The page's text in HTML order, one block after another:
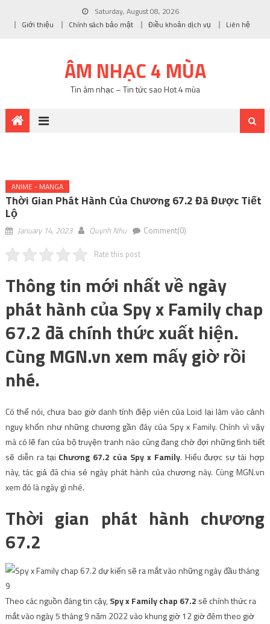
Saturday, August 08, 2026
Giới thiệu
Chính sách bảo mật Điều khoản dịch vụ Liên hệ
ÂM NHẠC 4 MÙA
Tin âm nhạc – Tin tức sao Hot 4 mùa
ANIME - MANGA
Thời Gian Phát Hành Của Chương 67.2 Đã Được Tiết
Lộ
January 14, 2023 Quynh Nhu Comment(0)
Rate this post
Thông tin mới nhất về ngày
phát hành của Spy x Family chap
67.2 đã chính thức xuất hiện.
Cùng MGN.vn xem mấy giờ rồi
nhé.
Có thể nói, chưa bao giờ danh tính điệp viên của Loid lại lâm vào cảnh
nguy khốn như những chương gần đây của Spy x Family. Chính vì vậy
mà có lẽ fan của bộ truyện tranh nào cũng đang chờ đợi những tình tiết
sẽ diễn ra tại Chương 67.2 của Spy x Family. Hiểu được sự tái hợp
này, tác giả đã chia sẻ ngày phát hành của chương này. Cùng MGN.vn
xem đó là ngày gì nhé.
Thời gian phát hành chương
67.2
Theo các nguồn đáng tin cậy,Spy x Family chap 67.2 sẽ chính thức ra
mắt vào ngày 5 tháng 9 năm 2022 vào khung giờ 12 giờ đêm theo giờ